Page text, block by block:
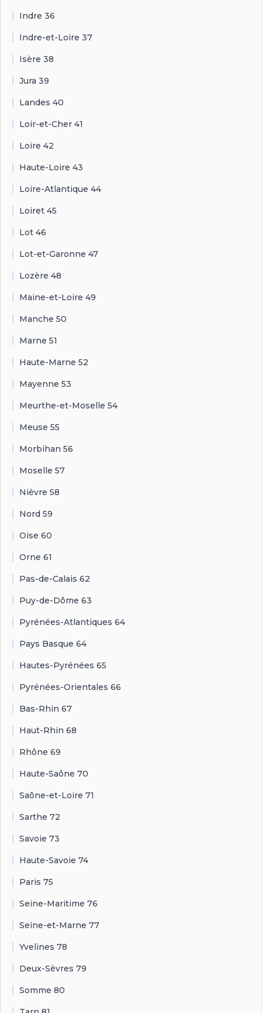
Indre 36
Indre-et-Loire 37
Isère 38
Jura 39
Landes 40
Loir-et-Cher 41
Loire 42
Haute-Loire 43
Loire-Atlantique 44
Loiret 45
Lot 46
Lot-et-Garonne 47
Lozère 48
Maine-et-Loire 49
Manche 50
Marne 51
Haute-Marne 52
Mayenne 53
Meurthe-et-Moselle 54
Meuse 55
Morbihan 56
Moselle 57
Nièvre 58
Nord 59
Oise 60
Orne 61
Pas-de-Calais 62
Puy-de-Dôme 63
Pyrénées-Atlantiques 64
Pays Basque 64
Hautes-Pyrénées 65
Pyrénées-Orientales 66
Bas-Rhin 67
Haut-Rhin 68
Rhône 69
Haute-Saône 70
Saône-et-Loire 71
Sarthe 72
Savoie 73
Haute-Savoie 74
Paris 75
Seine-Maritime 76
Seine-et-Marne 77
Yvelines 78
Deux-Sèvres 79
Somme 80